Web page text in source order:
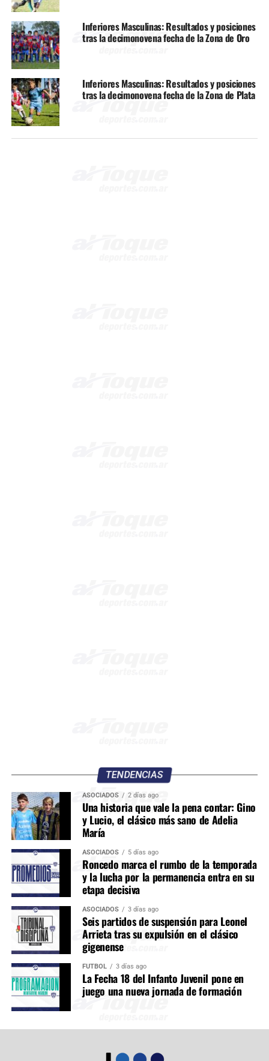
Inferiores Masculinas: Resultados y posiciones
tras la decimonovena fecha de la Zona de Oro
Inferiores Masculinas: Resultados y posiciones
tras la decimonovena fecha de la Zona de Plata
TENDENCIAS
ASOCIADOS 2 días ago
Una historia que vale la pena contar: Gino
y Lucio, el clásico más sano de Adelia
María
ASOCIADOS 5 días ago
Roncedo marca el rumbo de la temporada
y la lucha por la permanencia entra en su
etapa decisiva
ASOCIADOS 3 días ago
Seis partidos de suspensión para Leonel
Arrieta tras su expulsión en el clásico
gigenense
FÚTBOL 3 días ago
La Fecha 18 del Infanto Juvenil pone en
juego una nueva jornada de formación